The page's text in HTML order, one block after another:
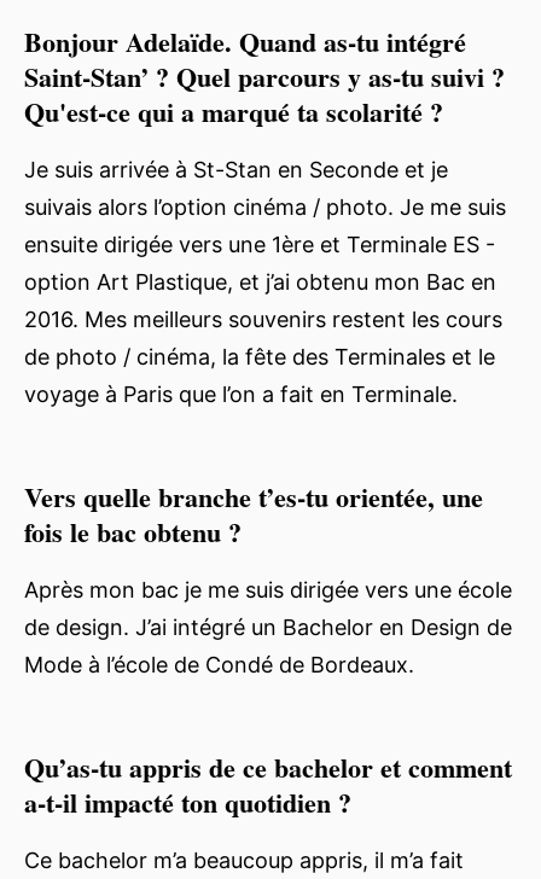
Bonjour Adelaïde. Quand as-tu intégré
Saint-Stan’ ? Quel parcours y as-tu suivi ?
Qu'est-ce qui a marqué ta scolarité ?
Je suis arrivée à St-Stan en Seconde et je
suivais alors l’option cinéma / photo. Je me suis
ensuite dirigée vers une 1ère et Terminale ES -
option Art Plastique, et j’ai obtenu mon Bac en
2016. Mes meilleurs souvenirs restent les cours
de photo / cinéma, la fête des Terminales et le
voyage à Paris que l’on a fait en Terminale.
Vers quelle branche t’es-tu orientée, une
fois le bac obtenu ?
Après mon bac je me suis dirigée vers une école
de design. J’ai intégré un Bachelor en Design de
Mode à l’école de Condé de Bordeaux.
Qu’as-tu appris de ce bachelor et comment
a-t-il impacté ton quotidien ?
Ce bachelor m’a beaucoup appris, il m’a fait